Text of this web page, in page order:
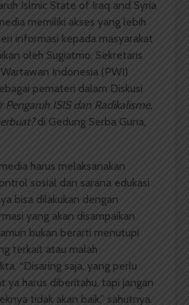
Islmic State of Iraq and Syria
memiliki akses yang lebih
informasi kepada masyarakat
oleh Sugiatmo, Sekretaris
Indonesia (PWI)
pemateri dalam Diskusi
Pengaruh ISIS dan Radikalisme,
di Gedung Serba Guna,
harus melaksanakan
sosial dan sarana edukasi
bisa dilakukan dengan
yang akan disampaikan
bukan berarti menutupi
terkait atau malah
“Disaring saja, yang perlu
ya harus diberitahu, tapi jangan
tidak akan baik,” sahutnya.